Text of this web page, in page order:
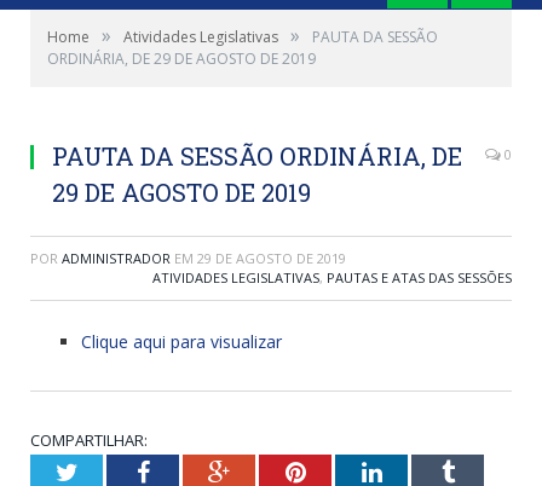
Home » Atividades Legislativas »
PAUTA DA SESSÃO
ORDINÁRIA, DE 29 DE AGOSTO DE 2019
PAUTA DA SESSÃO ORDINÁRIA, DE
29 DE AGOSTO DE 2019
0
POR ADMINISTRADOR EM 29 DE AGOSTO DE 2019
ATIVIDADES LEGISLATIVAS, PAUTAS E ATAS DAS SESSÕES
Clique aqui para visualizar
COMPARTILHAR:
TwitterFacebookGoogle+PinterestLinkedInTumblr